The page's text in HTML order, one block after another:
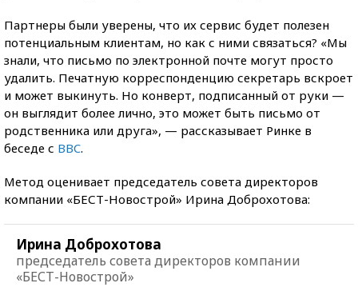
Партнеры были уверены, что их сервис будет полезен
потенциальным клиентам, но как с ними связаться? «Мы
знали, что письмо по электронной почте могут просто
удалить. Печатную корреспонденцию секретарь вскроет
и может выкинуть. Но конверт, подписанный от руки —
он выглядит более лично, это может быть письмо от
родственника или друга», — рассказывает Ринке в
беседе с BBC.
Метод оценивает председатель совета директоров
компании «БЕСТ-Новострой» Ирина Доброхотова:
Ирина Доброхотова
председатель совета директоров компании
«БЕСТ-Новострой»